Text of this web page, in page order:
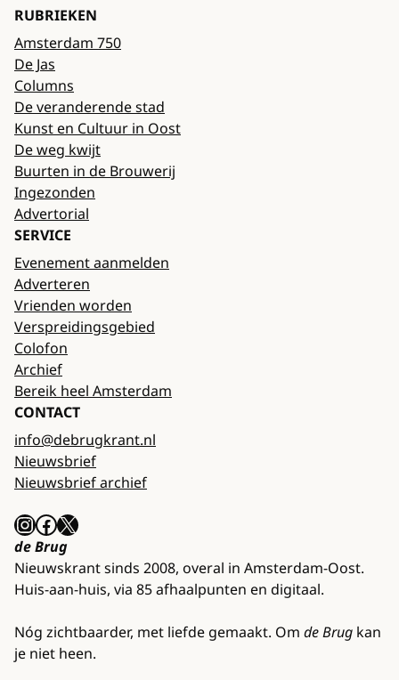
RUBRIEKEN
Amsterdam 750
De Jas
Columns
De veranderende stad
Kunst en Cultuur in Oost
De weg kwijt
Buurten in de Brouwerij
Ingezonden
Advertorial
SERVICE
Evenement aanmelden
Adverteren
Vrienden worden
Verspreidingsgebied
Colofon
Archief
Bereik heel Amsterdam
CONTACT
info@debrugkrant.nl
Nieuwsbrief
Nieuwsbrief archief
InstagramFacebook X
de Brug
Nieuwskrant sinds 2008, overal in Amsterdam-Oost.
Huis-aan-huis, via 85 afhaalpunten en digitaal.
Nóg zichtbaarder, met liefde gemaakt. Om de Brug kan
je niet heen.